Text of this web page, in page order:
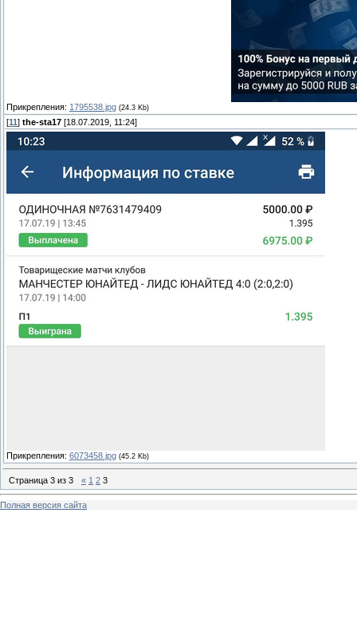
Прикрепления: 1795538.jpg (24.3 Kb)
[11 ] the-sta17 [18.07.2019, 11:24]
Прикрепления: 6073458.jpg (45.2 Kb)
Страница 3 из 3 « 1 2 3
Полная версия сайта